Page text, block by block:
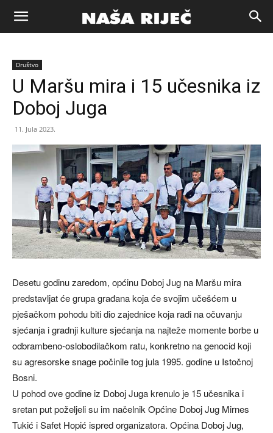
Naša
riječ
Društvo
U Maršu mira i 15 učesnika iz
Doboj Juga
11. Jula 2023.
Desetu godinu zaredom, općinu Doboj Jug na Maršu mira
predstavljat će grupa građana koja će svojim učešćem u
pješačkom pohodu biti dio zajednice koja radi na očuvanju
sjećanja i gradnji kulture sjećanja na najteže momente borbe u
odbrambeno-oslobodilačkom ratu, konkretno na genocid koji
su agresorske snage počinile tog jula 1995. godine u Istočnoj
Bosni.
U pohod ove godine iz Doboj Juga krenulo je 15 učesnika i
sretan put poželjeli su im načelnik Općine Doboj Jug Mirnes
Tukić i Safet Hopić ispred organizatora. Općina Doboj Jug,